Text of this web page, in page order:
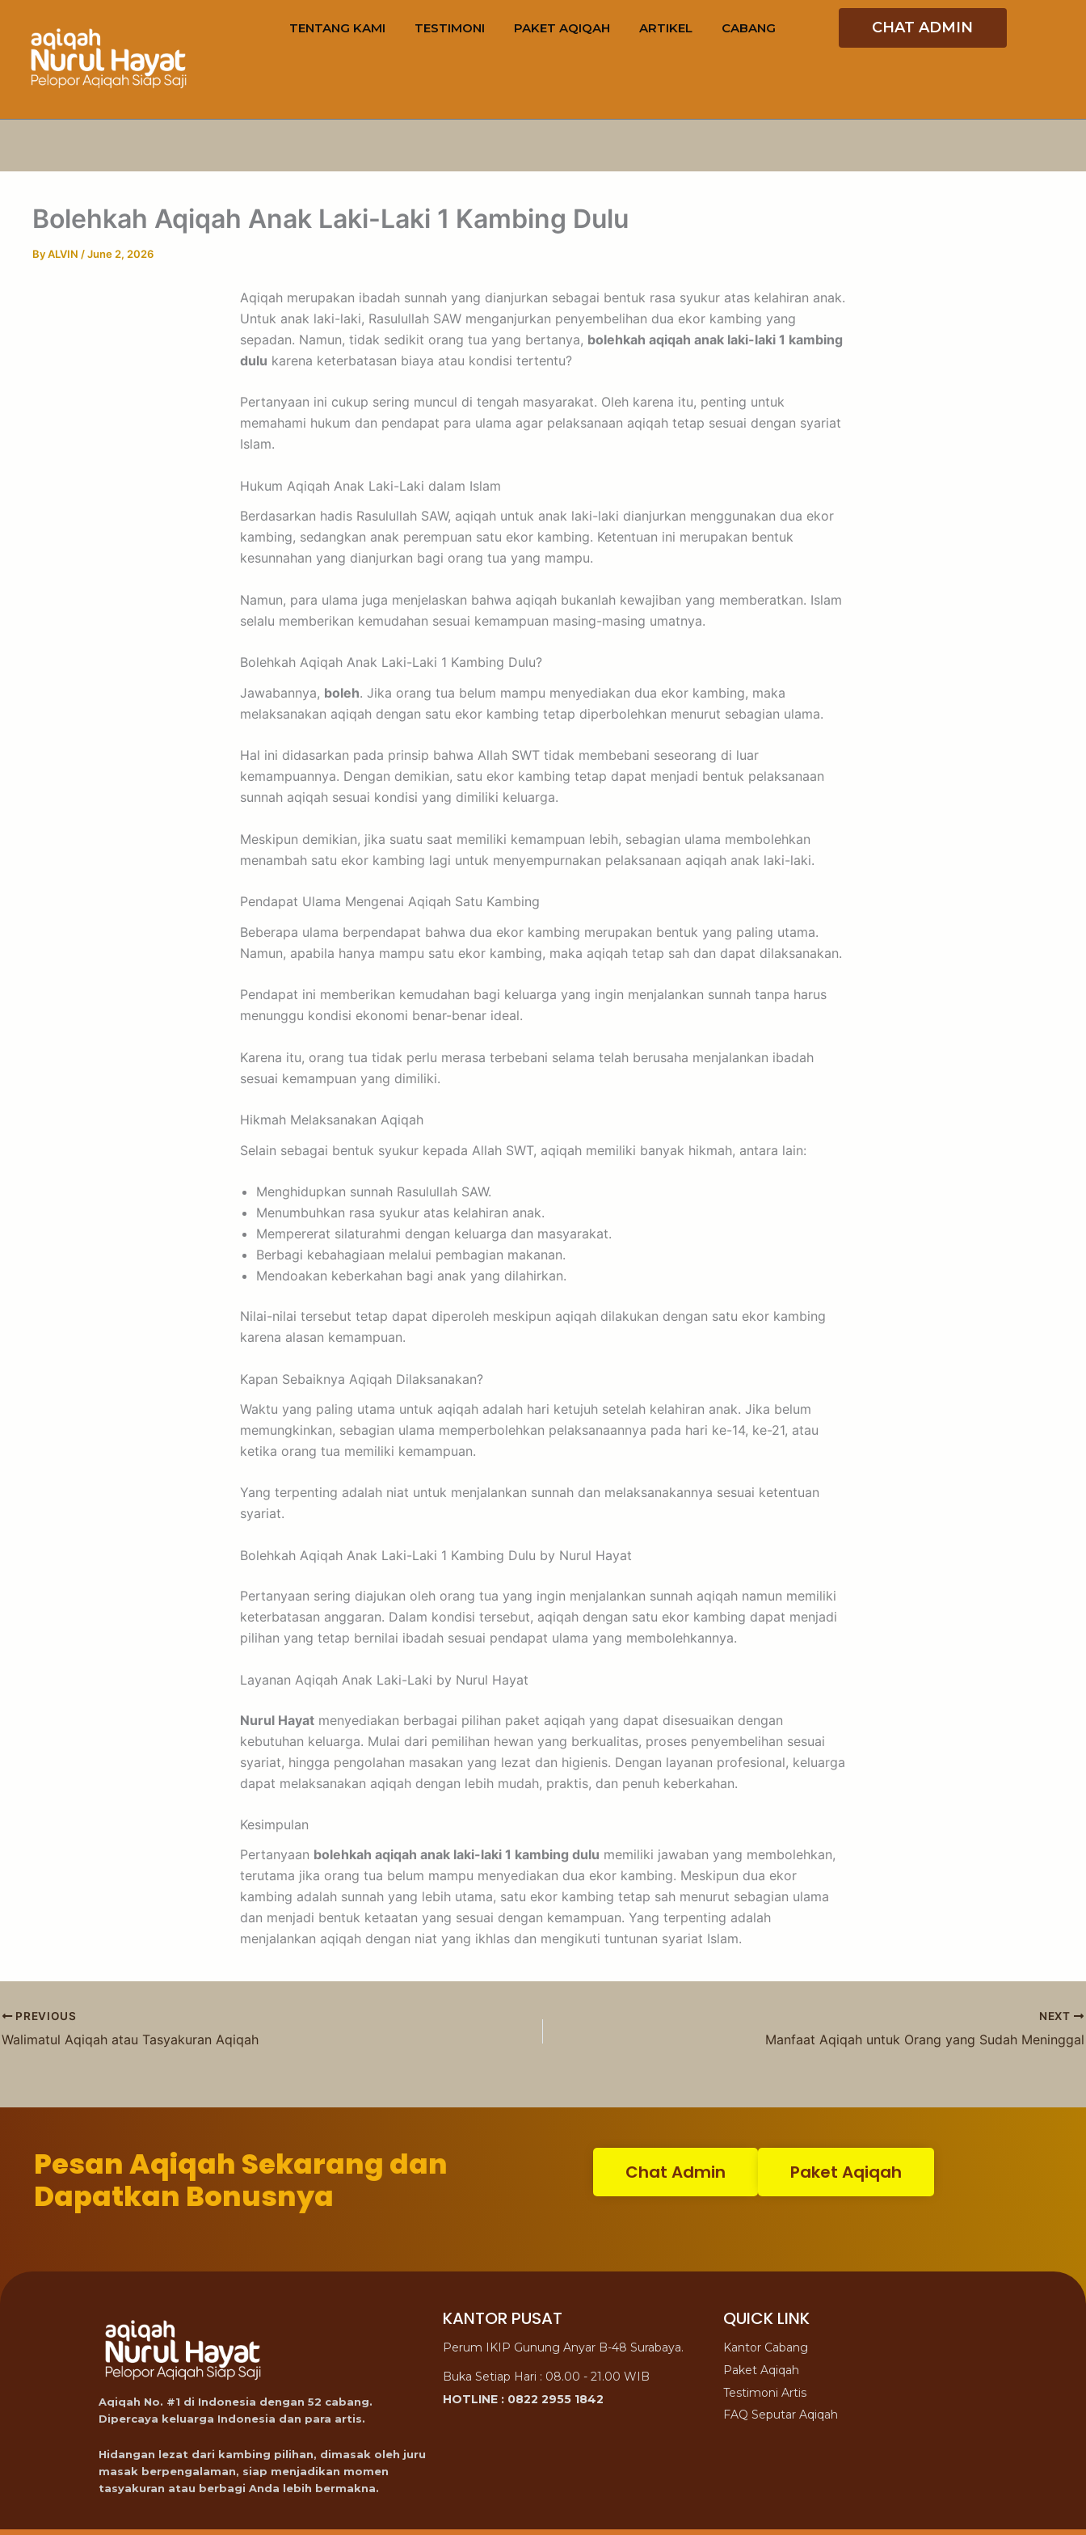
TENTANG KAMI TESTIMONI PAKET AQIQAH ARTIKEL CABANG CHAT ADMIN
Bolehkah Aqiqah Anak Laki-Laki 1 Kambing Dulu
ByALVIN /June 2, 2026
Aqiqah merupakan ibadah sunnah yang dianjurkan sebagai bentuk rasa syukur atas kelahiran anak.
Untuk anak laki-laki, Rasulullah SAW menganjurkan penyembelihan dua ekor kambing yang
sepadan. Namun, tidak sedikit orang tua yang bertanya, bolehkah aqiqah anak laki-laki 1 kambing
dulu karena keterbatasan biaya atau kondisi tertentu?
Pertanyaan ini cukup sering muncul di tengah masyarakat. Oleh karena itu, penting untuk
memahami hukum dan pendapat para ulama agar pelaksanaan aqiqah tetap sesuai dengan syariat
Islam.
Hukum Aqiqah Anak Laki-Laki dalam Islam
Berdasarkan hadis Rasulullah SAW, aqiqah untuk anak laki-laki dianjurkan menggunakan dua ekor
kambing, sedangkan anak perempuan satu ekor kambing. Ketentuan ini merupakan bentuk
kesunnahan yang dianjurkan bagi orang tua yang mampu.
Namun, para ulama juga menjelaskan bahwa aqiqah bukanlah kewajiban yang memberatkan. Islam
selalu memberikan kemudahan sesuai kemampuan masing-masing umatnya.
Bolehkah Aqiqah Anak Laki-Laki 1 Kambing Dulu?
Jawabannya, boleh. Jika orang tua belum mampu menyediakan dua ekor kambing, maka
melaksanakan aqiqah dengan satu ekor kambing tetap diperbolehkan menurut sebagian ulama.
Hal ini didasarkan pada prinsip bahwa Allah SWT tidak membebani seseorang di luar
kemampuannya. Dengan demikian, satu ekor kambing tetap dapat menjadi bentuk pelaksanaan
sunnah aqiqah sesuai kondisi yang dimiliki keluarga.
Meskipun demikian, jika suatu saat memiliki kemampuan lebih, sebagian ulama membolehkan
menambah satu ekor kambing lagi untuk menyempurnakan pelaksanaan aqiqah anak laki-laki.
Pendapat Ulama Mengenai Aqiqah Satu Kambing
Beberapa ulama berpendapat bahwa dua ekor kambing merupakan bentuk yang paling utama.
Namun, apabila hanya mampu satu ekor kambing, maka aqiqah tetap sah dan dapat dilaksanakan.
Pendapat ini memberikan kemudahan bagi keluarga yang ingin menjalankan sunnah tanpa harus
menunggu kondisi ekonomi benar-benar ideal.
Karena itu, orang tua tidak perlu merasa terbebani selama telah berusaha menjalankan ibadah
sesuai kemampuan yang dimiliki.
Hikmah Melaksanakan Aqiqah
Selain sebagai bentuk syukur kepada Allah SWT, aqiqah memiliki banyak hikmah, antara lain:
Menghidupkan sunnah Rasulullah SAW.
Menumbuhkan rasa syukur atas kelahiran anak.
Mempererat silaturahmi dengan keluarga dan masyarakat.
Berbagi kebahagiaan melalui pembagian makanan.
Mendoakan keberkahan bagi anak yang dilahirkan.
Nilai-nilai tersebut tetap dapat diperoleh meskipun aqiqah dilakukan dengan satu ekor kambing
karena alasan kemampuan.
Kapan Sebaiknya Aqiqah Dilaksanakan?
Waktu yang paling utama untuk aqiqah adalah hari ketujuh setelah kelahiran anak. Jika belum
memungkinkan, sebagian ulama memperbolehkan pelaksanaannya pada hari ke-14, ke-21, atau
ketika orang tua memiliki kemampuan.
Yang terpenting adalah niat untuk menjalankan sunnah dan melaksanakannya sesuai ketentuan
syariat.
Bolehkah Aqiqah Anak Laki-Laki 1 Kambing Dulu by Nurul Hayat
Pertanyaan sering diajukan oleh orang tua yang ingin menjalankan sunnah aqiqah namun memiliki
keterbatasan anggaran. Dalam kondisi tersebut, aqiqah dengan satu ekor kambing dapat menjadi
pilihan yang tetap bernilai ibadah sesuai pendapat ulama yang membolehkannya.
Layanan Aqiqah Anak Laki-Laki by Nurul Hayat
Nurul Hayat menyediakan berbagai pilihan paket aqiqah yang dapat disesuaikan dengan
kebutuhan keluarga. Mulai dari pemilihan hewan yang berkualitas, proses penyembelihan sesuai
syariat, hingga pengolahan masakan yang lezat dan higienis. Dengan layanan profesional, keluarga
dapat melaksanakan aqiqah dengan lebih mudah, praktis, dan penuh keberkahan.
Kesimpulan
Pertanyaan bolehkah aqiqah anak laki-laki 1 kambing dulu memiliki jawaban yang membolehkan,
terutama jika orang tua belum mampu menyediakan dua ekor kambing. Meskipun dua ekor
kambing adalah sunnah yang lebih utama, satu ekor kambing tetap sah menurut sebagian ulama
dan menjadi bentuk ketaatan yang sesuai dengan kemampuan. Yang terpenting adalah
menjalankan aqiqah dengan niat yang ikhlas dan mengikuti tuntunan syariat Islam.
PREVIOUS
Walimatul Aqiqah atau Tasyakuran Aqiqah
NEXT
Manfaat Aqiqah untuk Orang yang Sudah Meninggal
Pesan Aqiqah Sekarang dan
Dapatkan Bonusnya
Chat Admin Paket Aqiqah
Aqiqah No. #1 di Indonesia dengan 52 cabang.
Dipercaya keluarga Indonesia dan para artis.
Hidangan lezat dari kambing pilihan, dimasak oleh juru
masak berpengalaman, siap menjadikan momen
tasyakuran atau berbagi Anda lebih bermakna.
KANTOR PUSAT
Perum IKIP Gunung Anyar B-48 Surabaya.
Buka Setiap Hari : 08.00 - 21.00 WIB
HOTLINE : 0822 2955 1842
QUICK LINK
Kantor Cabang
Paket Aqiqah
Testimoni Artis
FAQ Seputar Aqiqah